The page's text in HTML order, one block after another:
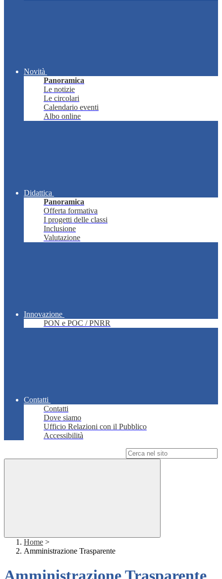
Novità
Panoramica
Le notizie
Le circolari
Calendario eventi
Albo online
Didattica
Panoramica
Offerta formativa
I progetti delle classi
Inclusione
Valutazione
Innovazione
PON e POC / PNRR
Contatti
Contatti
Dove siamo
Ufficio Relazioni con il Pubblico
Accessibilità
Home >
Amministrazione Trasparente
Amministrazione Trasparente